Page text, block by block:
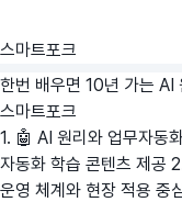
스마트포크
한번 배우면 10년 가는 AI
스마트포크
1. 🤖 AI 원리와 업무자동
자동화 학습 콘텐츠 제공
운영 체계와 현장 적용 중